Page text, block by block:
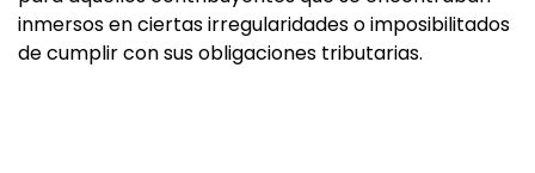
inmersos en ciertas irregularidades o imposibilitados
de cumplir con sus obligaciones tributarias.